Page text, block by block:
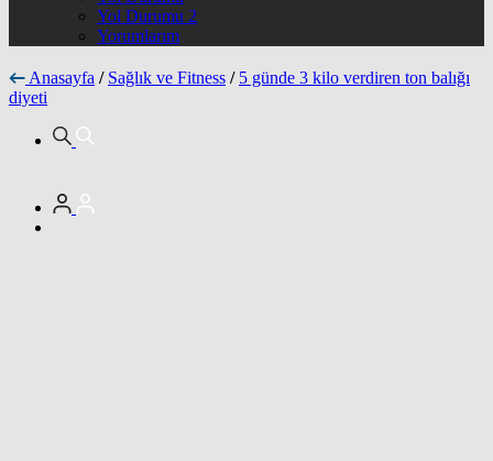
Yol Durumu 2
Yorumlarım
Anasayfa / Sağlık ve Fitness / 5 günde 3 kilo verdiren ton balığı
diyeti